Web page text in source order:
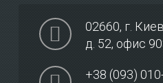
02660, г. Киев
д. 52, офис
+38 (093)